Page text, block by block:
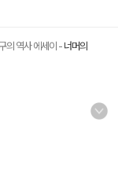
의 역사 에세이 - 너머의